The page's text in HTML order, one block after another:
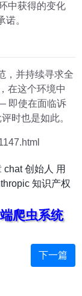
中获得的变化
。
，并持续寻求全
在这个环境中
即使在面临诉
时也是如此。
chat 创始人 用
知识产权
爬虫系统
下一篇